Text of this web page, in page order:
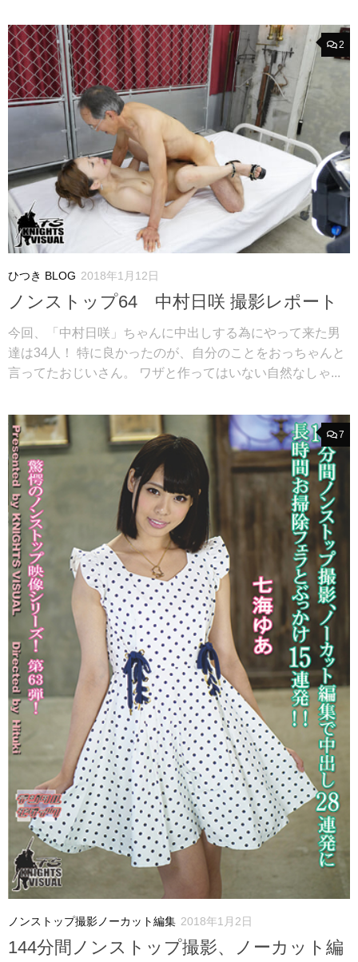
2
ひつき BLOG 2018年1月12日
ノンストップ64 中村日咲 撮影レポート
今回、「中村日咲」ちゃんに中出しする為にやって来た男
達は34人！ 特に良かったのが、自分のことをおっちゃんと
言ってたおじいさん。 ワザと作ってはいない自然なしゃ...
7
ノンストップ撮影ノーカット編集 2018年1月2日
144分間ノンストップ撮影、ノーカット編